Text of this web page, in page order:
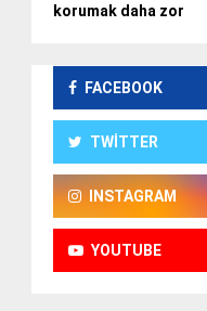
korumak daha zor
FACEBOOK
TWITTER
INSTAGRAM
YOUTUBE